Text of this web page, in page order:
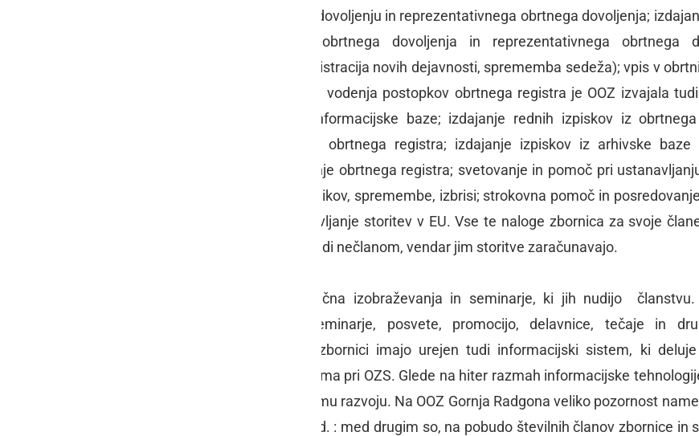
kot so: izdajanje odločb o obrtnem dovoljenju in reprezentativnega obrtnega dovoljenja;
o spremembah in dopolnitvah obrtnega dovoljenja in reprezentativnega obrtnega
(sprememba obrtne dejavnosti, registracija novih dejavnosti, sprememba sedeža); vpis v
odjava iz obrtnega registra... Poleg vodenja postopkov obrtnega registra je OOZ izvajala
obrtnega registra kot centralne informacijske baze; izdajanje rednih izpiskov iz
izdajanje zgodovinskih izpiskov iz obrtnega registra; izdajanje izpiskov iz arhivske baze
registra; vzdrževanje ter usklajevanje obrtnega registra; svetovanje in pomoč pri
izvajanje vpisa samostojnih podjetnikov, spremembe, izbrisi; strokovna pomoč in
EU potrdila, ter svetovanja za opravljanje storitev v EU. Vse te naloge zbornica za svoje
brezplačno. Storitve pa opravljajo tudi nečlanom, vendar jim storitve zaračunavajo.
Na skupščini so omenili tudi različna izobraževanja in seminarje, ki jih nudijo
organizirali številne strokovne seminarje, posvete, promocijo, delavnice, tečaje in
usposabljanj in izobraževanj. Na zbornici imajo urejen tudi informacijski sistem, ki
celotnega obrtno zborničnega sistema pri OZS. Glede na hiter razmah informacijske
tudi na zbornici vsaj delno slediti temu razvoju. Na OOZ Gornja Radgona veliko pozornost
športu, rekraciji, zabavi, druženju ipd. : med drugim so, na pobudo številnih članov zbornice in